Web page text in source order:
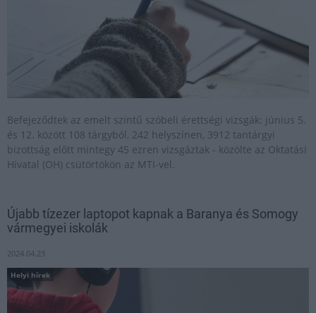
Befejeződtek az emelt szintű szóbeli érettségi vizsgák: június 5.
és 12. között 108 tárgyból, 242 helyszínen, 3912 tantárgyi
bizottság előtt mintegy 45 ezren vizsgáztak - közölte az Oktatási
Hivatal (OH) csütörtökön az MTI-vel.
Újabb tízezer laptopot kapnak a Baranya és Somogy
vármegyei iskolák
2024.04.23
Helyi hírek